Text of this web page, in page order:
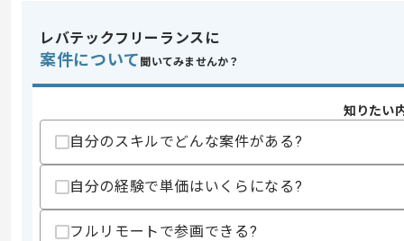
スキル
求めるスキル
・下記いずれかに当てはまること
-インフラ構築または運用経験 5年以上
-ミドルウェアおよびインフラ関連の構
O365(特にExchange Online 等)
Windows Server
歓迎スキル
レバテックフリーランスに
案件について 聞いてみませんか？
知りたい
自分のスキルでどんな案件がある?
自分の経験で単価はいくらになる?
フルリモートで参画できる?